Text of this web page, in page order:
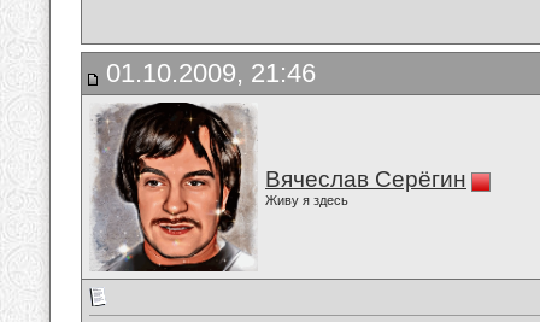
01.10.2009, 21:46
Вячеслав Серёгин
Живу я здесь